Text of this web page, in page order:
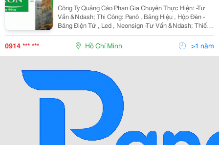
Công Ty Quảng Cáo Phan Gia Chuyên Thực Hiện: -Tư
Vấn &Ndash; Thi Công: Panô , Bảng Hiệu , Hộp Đèn -
Bảng Điện Tử , Led , Neonsign -Tư Vấn &Ndash; Thiết
Kế &Ndash; Thi Công Gian Hàng Hội Chợ , Triển Lãm -
Tư Vấn &Ndash; Thiết Kế &Ndash; Thi
0914 *** *** Hồ Chí Minh >1 năm